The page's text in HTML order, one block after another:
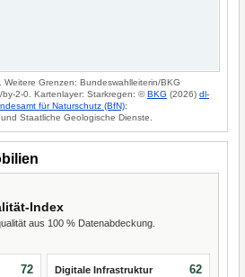
. Weitere Grenzen: Bundeswahlleiterin/BKG
2-0. Kartenlayer: Starkregen: ©BKG (2026) dl-
für Naturschutz (BfN);
und Staatliche Geologische Dienste.
Index
aus 100 % Datenabdeckung.
72 Digitale Infrastruktur 62